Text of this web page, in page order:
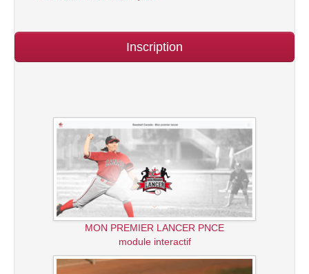
Inscription
MON PREMIER LANCER PNCE
module interactif